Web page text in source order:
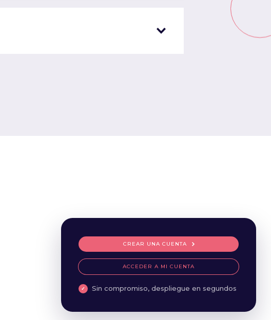
CREAR UNA CUENTA
ACCEDER A MI CUENTA
Sin compromiso, despliegue en segundos